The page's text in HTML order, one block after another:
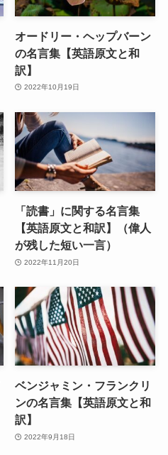
オードリー・ヘップバーン
の名言集【英語原文と和
訳】
2022年10月19日
「読書」に関する名言集
【英語原文と和訳】（偉人
が残した短い一言）
2022年11月20日
ベンジャミン・フランクリ
ンの名言集【英語原文と和
訳】
2022年9月18日